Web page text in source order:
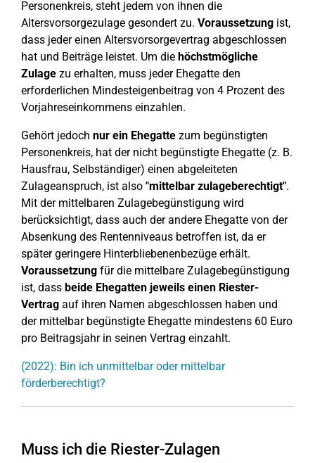
Personenkreis, steht jedem von ihnen die
Altersvorsorgezulage gesondert zu. Voraussetzung ist,
dass jeder einen Altersvorsorgevertrag abgeschlossen
hat und Beiträge leistet. Um die höchstmögliche
Zulage zu erhalten, muss jeder Ehegatte den
erforderlichen Mindesteigenbeitrag von 4 Prozent des
Vorjahreseinkommens einzahlen.
Gehört jedoch nur ein Ehegatte zum begünstigten
Personenkreis, hat der nicht begünstigte Ehegatte (z. B.
Hausfrau, Selbständiger) einen abgeleiteten
Zulageanspruch, ist also "mittelbar zulageberechtigt".
Mit der mittelbaren Zulagebegünstigung wird
berücksichtigt, dass auch der andere Ehegatte von der
Absenkung des Rentenniveaus betroffen ist, da er
später geringere Hinterbliebenenbezüge erhält.
Voraussetzung für die mittelbare Zulagebegünstigung
ist, dass beide Ehegatten jeweils einen Riester-
Vertrag auf ihren Namen abgeschlossen haben und
der mittelbar begünstigte Ehegatte mindestens 60 Euro
pro Beitragsjahr in seinen Vertrag einzahlt.
(2022): Bin ich unmittelbar oder mittelbar
förderberechtigt?
Muss ich die Riester-Zulagen